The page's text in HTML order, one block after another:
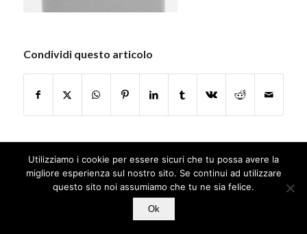
Condividi questo articolo
Utilizziamo i cookie per essere sicuri che tu possa avere la
migliore esperienza sul nostro sito. Se continui ad utilizzare
questo sito noi assumiamo che tu ne sia felice.
Ok